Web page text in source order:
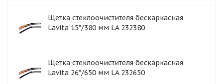
Щетка стеклоочистителя бескаркасная
Lavita 15"/380 мм LA 232380
Щетка стеклоочистителя бескаркасная
Lavita 26"/650 мм LA 232650